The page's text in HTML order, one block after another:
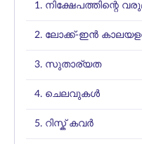
1. നിക്ഷേപത്തിന്റെ
2. ലോക്ക്-ഇൻ
3. സുതാര്യത
4. ചെലവുകൾ
5. റിസ്ക് കവർ